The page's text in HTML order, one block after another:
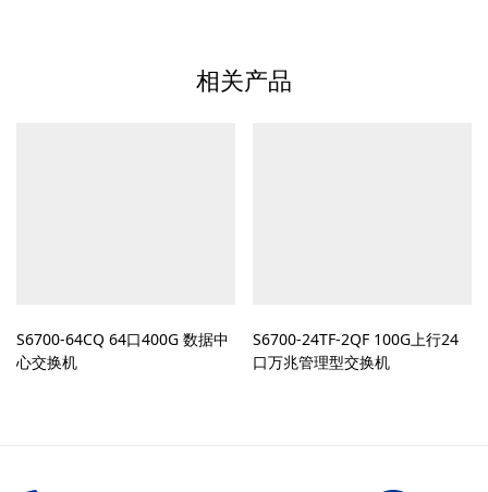
相关产品
S6700-64CQ 64口400G 数据中
心交换机
S6700-24TF-2QF 100G上行24
口万兆管理型交换机